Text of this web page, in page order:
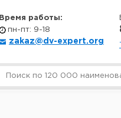
Время работы:
пн-пт: 9-18
zakaz@dv-expert.org